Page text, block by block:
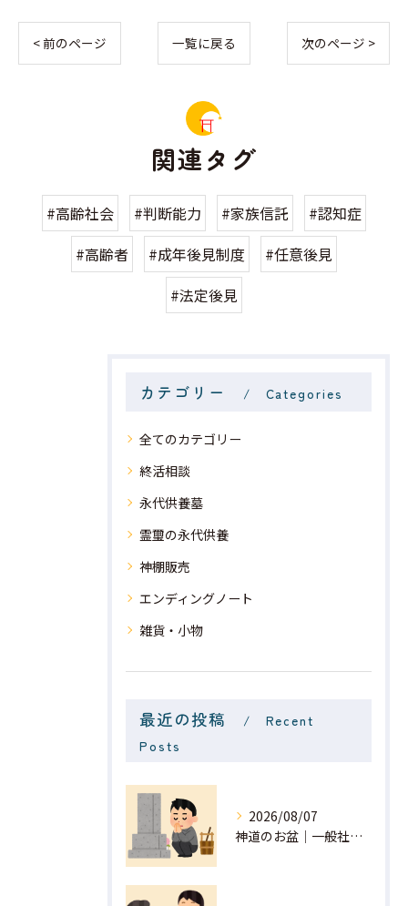
< 前のページ 一覧に戻る 次のページ >
関連タグ
#高齢社会 #判断能力 #家族信託
#認知症
#高齢者
#成年後見制度
#任意後見
#法定後見
カテゴリー Categories
全てのカテゴリー
終活相談
永代供養墓
霊璽の永代供養
神棚販売
エンディングノート
雑貨・小物
最近の投稿
Recent
Posts
2026/08/07
神道のお盆｜一般社団法人 星月